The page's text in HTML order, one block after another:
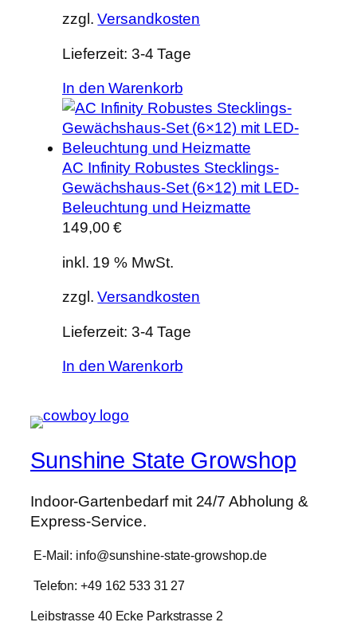
zzgl.Versandkosten
Lieferzeit: 3-4 Tage
In den Warenkorb
AC Infinity Robustes Stecklings-
Gewächshaus-Set (6×12) mit LED-
Beleuchtung und Heizmatte
149,00€
inkl. 19 % MwSt.
zzgl.Versandkosten
Lieferzeit: 3-4 Tage
In den Warenkorb
Sunshine State Growshop
Indoor-Gartenbedarf mit 24/7 Abholung &
Express-Service.
E-Mail: info@sunshine-state-growshop.de
Telefon: +49 162 533 31 27
Leibstrasse 40 Ecke Parkstrasse 2